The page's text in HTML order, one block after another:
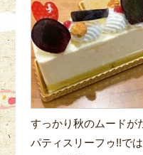
すっかり秋のムードが
パティスリーフゥ!!で